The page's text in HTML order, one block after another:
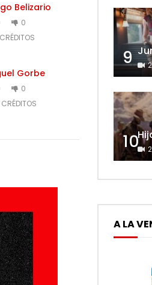
Belizario
0
Gorbe
0
9
10
A LA